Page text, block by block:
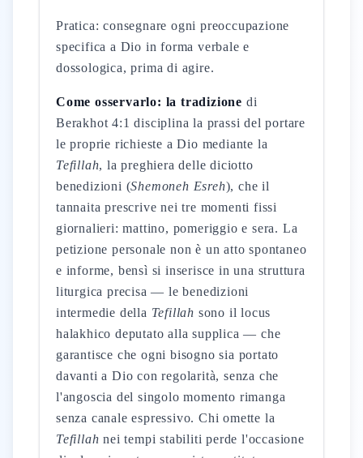
Pratica: consegnare ogni preoccupazione
specifica a Dio in forma verbale e
dossologica, prima di agire.
Come osservarlo: la tradizione di
Berakhot 4:1 disciplina la prassi del portare
le proprie richieste a Dio mediante la
Tefillah, la preghiera delle diciotto
benedizioni (Shemoneh Esreh), che il
tannaita prescrive nei tre momenti fissi
giornalieri: mattino, pomeriggio e sera. La
petizione personale non è un atto spontaneo
e informe, bensì si inserisce in una struttura
liturgica precisa — le benedizioni
intermedie della Tefillah sono il locus
halakhico deputato alla supplica — che
garantisce che ogni bisogno sia portato
davanti a Dio con regolarità, senza che
l'angoscia del singolo momento rimanga
senza canale espressivo. Chi omette la
Tefillah nei tempi stabiliti perde l'occasione